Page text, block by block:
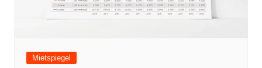
Mietspiegel